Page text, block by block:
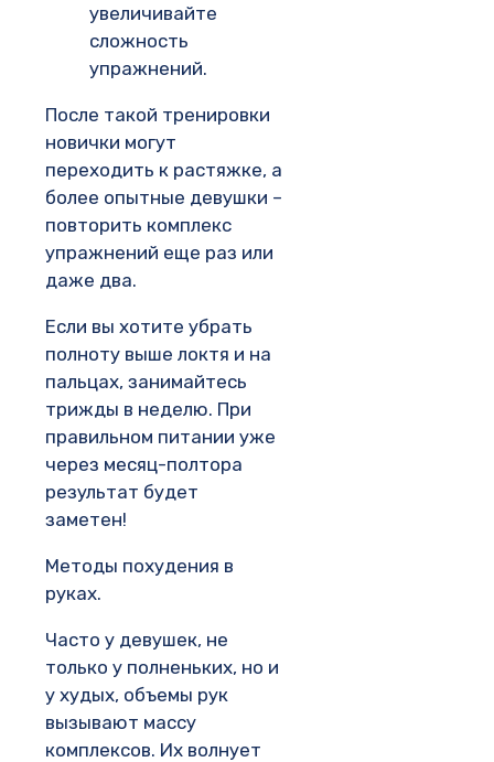
увеличивайте
сложность
упражнений.
После такой тренировки
новички могут
переходить к растяжке, а
более опытные девушки –
повторить комплекс
упражнений еще раз или
даже два.
Если вы хотите убрать
полноту выше локтя и на
пальцах, занимайтесь
трижды в неделю. При
правильном питании уже
через месяц-полтора
результат будет
заметен!
Методы похудения в
руках.
Часто у девушек, не
только у полненьких, но и
у худых, объемы рук
вызывают массу
комплексов. Их волнует